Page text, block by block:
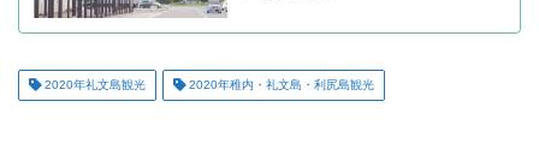
2020年礼文島観光 2020年稚内・礼文島・利尻島観光